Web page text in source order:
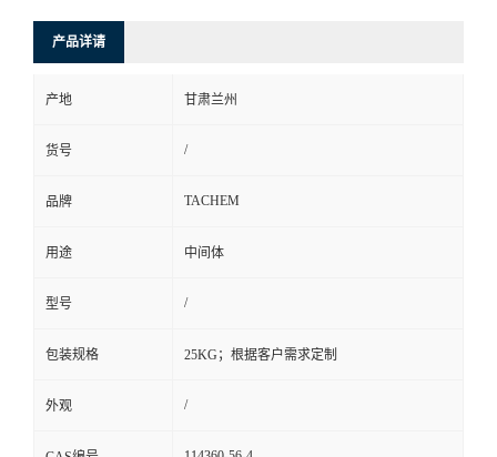
产品详请
产地 甘肃兰州
货号 /
品牌 TACHEM
用途 中间体
型号 /
包装规格 25KG；根据客户需求定制
外观 /